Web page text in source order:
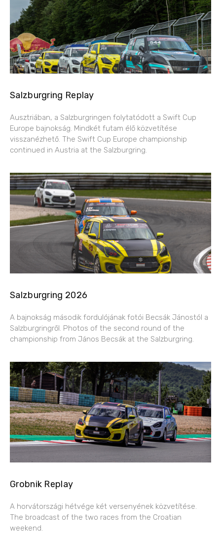
Salzburgring Replay
Ausztriában, a Salzburgringen folytatódott a Swift Cup
Europe bajnokság. Mindkét futam élő közvetítése
visszanézhető. The Swift Cup Europe championship
continued in Austria at the Salzburgring.
Salzburgring 2026
A bajnokság második fordulójának fotói Becsák Jánostól a
Salzburgringről. Photos of the second round of the
championship from János Becsák at the Salzburgring.
Grobnik Replay
A horvátországi hétvége két versenyének közvetítése.
The broadcast of the two races from the Croatian
weekend.